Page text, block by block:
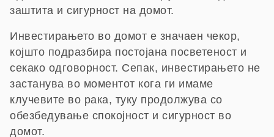
заштита и сигурност на домот.
Инвестирањето во домот е значаен чекор,
којшто подразбира постојана посветеност и
секако одговорност. Сепак, инвестирањето не
застанува во моментот кога ги имаме
клучевите во рака, туку продолжува со
обезбедување спокојност и сигурност во
домот.